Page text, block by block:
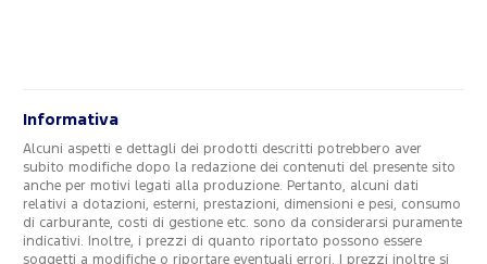
Informativa
Alcuni aspetti e dettagli dei prodotti descritti potrebbero aver
subito modifiche dopo la redazione dei contenuti del presente sito
anche per motivi legati alla produzione. Pertanto, alcuni dati
relativi a dotazioni, esterni, prestazioni, dimensioni e pesi, consumo
di carburante, costi di gestione etc. sono da considerarsi puramente
indicativi. Inoltre, i prezzi di quanto riportato possono essere
soggetti a modifiche o riportare eventuali errori. I prezzi inoltre si